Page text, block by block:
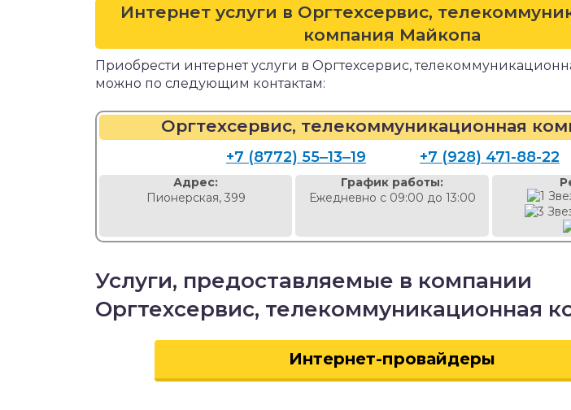
Интернет услуги в Оргтехсервис,
компания Майкопа
Приобрести интернет услуги в Оргтехсервис,
можно по следующим контактам:
Оргтехсервис, телекоммуникационная
+7 (8772) 55‒13‒19 +7 (928) 471-88-22
Адрес:
Пионерская, 399
График работы:
Ежедневно с 09:00 до 13:00
Услуги, предоставляемые в компании
Оргтехсервис, телекоммуникационная
Интернет-провайдеры